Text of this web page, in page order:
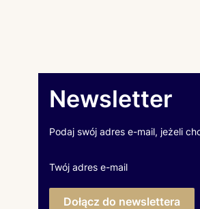
Newsletter
Podaj swój adres e-mail, jeżeli
Twój adres e-mail
Dołącz do newslettera